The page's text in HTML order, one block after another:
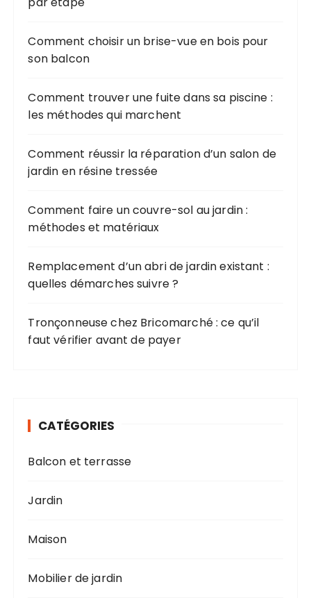
Comment choisir un brise-vue en bois pour
son balcon
Comment trouver une fuite dans sa piscine :
les méthodes qui marchent
Comment réussir la réparation d’un salon de
jardin en résine tressée
Comment faire un couvre-sol au jardin :
méthodes et matériaux
Remplacement d’un abri de jardin existant :
quelles démarches suivre ?
Tronçonneuse chez Bricomarché : ce qu’il
faut vérifier avant de payer
CATÉGORIES
Balcon et terrasse
Jardin
Maison
Mobilier de jardin